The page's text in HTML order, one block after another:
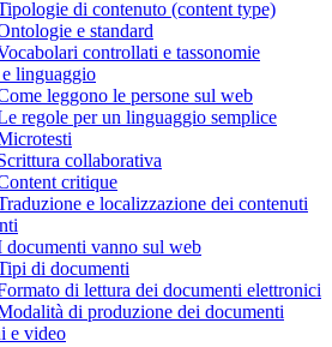
di contenuto (content type)
e standard
controllati e tassonomie
linguaggio
leggono le persone sul web
regole per un linguaggio semplice
collaborativa
critique
e localizzazione dei contenuti
documenti vanno sul web
di documenti
di lettura dei documenti elettronici
di produzione dei documenti
e video